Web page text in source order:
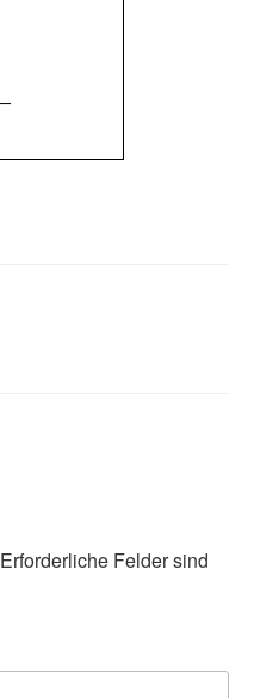
Erforderliche Felder sind